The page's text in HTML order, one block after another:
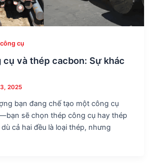
cụ
cụ và thép cacbon: Sự khác
2025
bạn đang chế tạo một công cụ
sẽ chọn thép công cụ hay thép
cả hai đều là loại thép, nhưng